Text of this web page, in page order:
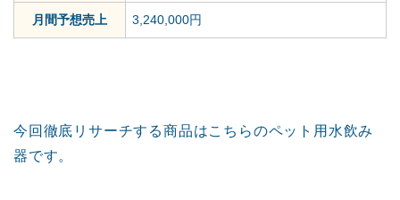
月間予想売上 3,240,000円
今回徹底リサーチする商品はこちらのペット用水飲み
器です。